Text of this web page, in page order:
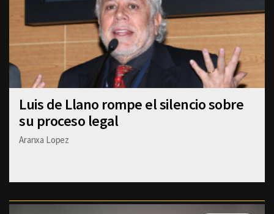
Luis de Llano rompe el silencio sobre
su proceso legal
Aranxa Lopez